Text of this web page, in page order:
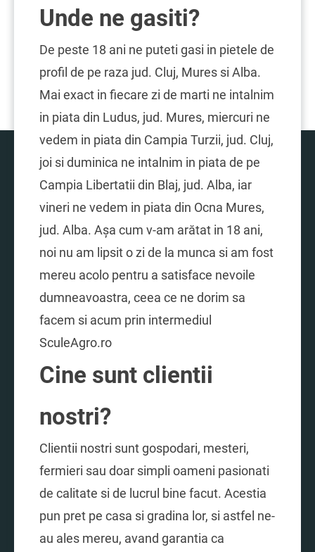
Unde ne gasiti?
De peste 18 ani ne puteti gasi in pietele de
profil de pe raza jud. Cluj, Mures si Alba.
Mai exact in fiecare zi de marti ne intalnim
in piata din Ludus, jud. Mures, miercuri ne
vedem in piata din Campia Turzii, jud. Cluj,
joi si duminica ne intalnim in piata de pe
Campia Libertatii din Blaj, jud. Alba, iar
vineri ne vedem in piata din Ocna Mures,
jud. Alba. Așa cum v-am arătat in 18 ani,
noi nu am lipsit o zi de la munca si am fost
mereu acolo pentru a satisface nevoile
dumneavoastra, ceea ce ne dorim sa
facem si acum prin intermediul
SculeAgro.ro
Cine sunt clientii
nostri?
Clientii nostri sunt gospodari, mesteri,
fermieri sau doar simpli oameni pasionati
de calitate si de lucrul bine facut. Acestia
pun pret pe casa si gradina lor, si astfel ne-
au ales mereu, avand garantia ca